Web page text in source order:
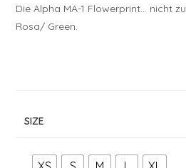
Die Alpha MA-1 Flowerprint… nicht
Rosa/ Green.
SIZE